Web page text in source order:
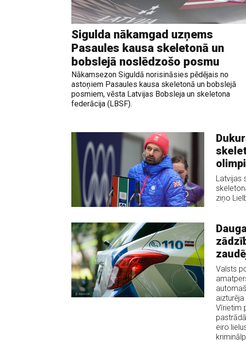
Sigulda nākamgad uzņems
Pasaules kausa skeletonā un
bobslejā noslēdzošo posmu
Nākamsezon Siguldā norisināsies pēdējais no
astoņiem Pasaules kausa skeletonā un bobslejā
posmiem, vēsta Latvijas Bobsleja un skeletona
federācija (LBSF).
Latvijas
ziņo
Valsts
Vīrietim
eiro